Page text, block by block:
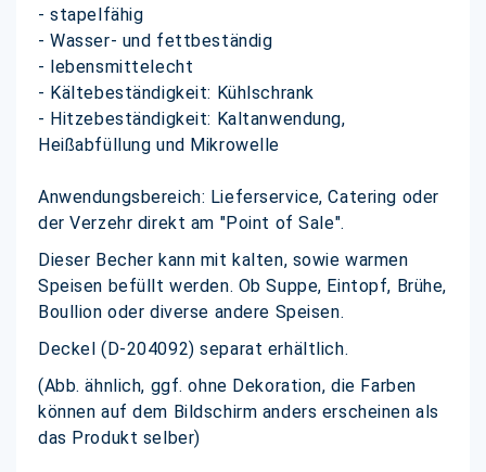
- stapelfähig
- Wasser- und fettbeständig
- lebensmittelecht
- Kältebeständigkeit: Kühlschrank
- Hitzebeständigkeit: Kaltanwendung,
Heißabfüllung und Mikrowelle
Anwendungsbereich: Lieferservice, Catering oder
der Verzehr direkt am "Point of Sale".
Dieser Becher kann mit kalten, sowie warmen
Speisen befüllt werden. Ob Suppe, Eintopf, Brühe,
Boullion oder diverse andere Speisen.
Deckel (D-204092) separat erhältlich.
(Abb. ähnlich, ggf. ohne Dekoration, die Farben
können auf dem Bildschirm anders erscheinen als
das Produkt selber)